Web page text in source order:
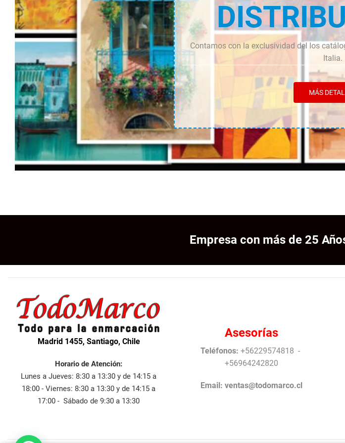
Contamos con la exclusividad del los
Italia.
MÁS
Empresa con más de 25
Madrid 1455, Santiago, Chile
Horario de Atención:
Lunes a Jueves: 8:30 a 13:30 y de 14:15 a
18:00 - Viernes: 8:30 a 13:30 y de 14:15 a
17:00 - Sábado de 9:30 a 13:30
Asesorías
Teléfonos: +56229574818 -
+56964242820
Email: ventas@todomarco.cl